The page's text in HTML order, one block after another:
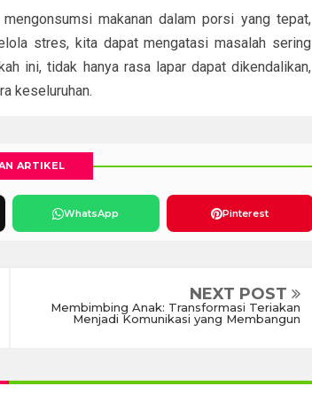
makanan dalam porsi yang tepat,
stres, kita dapat mengatasi masalah sering
ini, tidak hanya rasa lapar dapat dikendalikan,
keseluruhan.
ARTIKEL
WhatsApp Pinterest
NEXT POST
Membimbing Anak: Transformasi Teriakan
Menjadi Komunikasi yang Membangun